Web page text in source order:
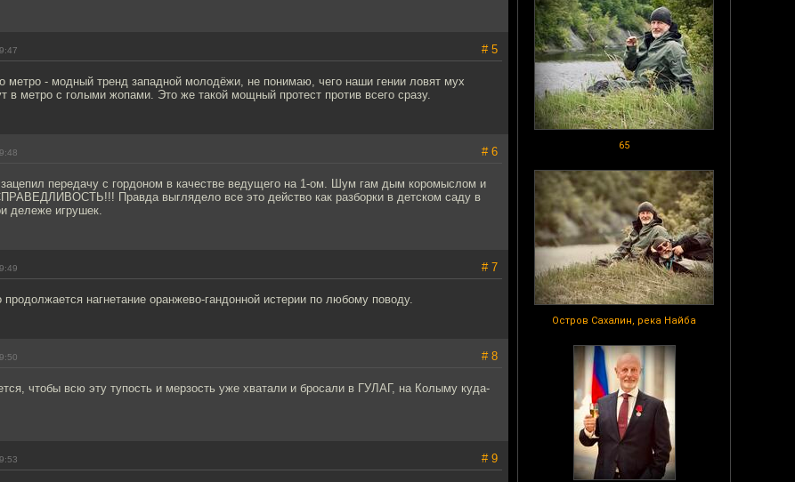
65
Остров Сахалин, река Найба
# 5
метро - модный тренд западной молодёжи, не понимаю, чего наши гении ловят мух
в метро с голыми жопами. Это же такой мощный протест против всего сразу.
# 6
зацепил передачу с гордоном в качестве ведущего на 1-ом. Шум гам дым коромыслом и
Правда выглядело все это действо как разборки в детском саду в
дележе игрушек.
# 7
продолжается нагнетание оранжево-гандонной истерии по любому поводу.
# 8
чтобы всю эту тупость и мерзость уже хватали и бросали в ГУЛАГ, на Колыму куда-
# 9